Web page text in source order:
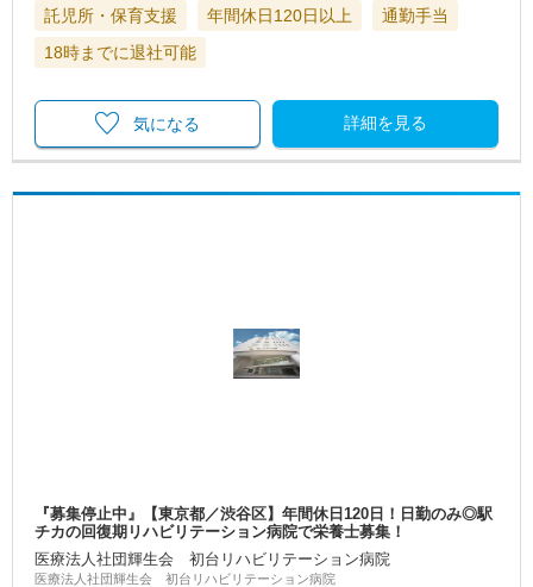
託児所・保育支援 年間休日120日以上
通勤手当
18時までに退社可能
詳細を見る
気になる
『募集停止中』【東京都／渋谷区】年間休日120日！日勤のみ◎駅
チカの回復期リハビリテーション病院で栄養士募集！
医療法人社団輝生会 初台リハビリテーション病院
医療法人社団輝生会 初台リハビリテーション病院